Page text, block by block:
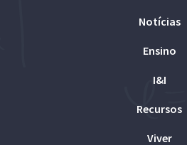
Notícias
Ensino
I&I
Recursos
Viver